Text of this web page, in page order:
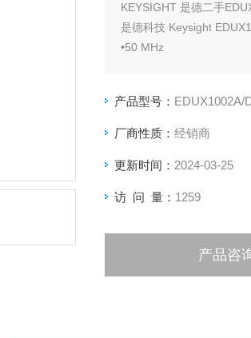
KEYSIGHT 是德二手
是德科技 Keysight
•50 MHz
产品型号： EDUX1002A/
厂商性质： 经销商
更新时间： 2024-03-25
访 问 量： 1259
产品咨